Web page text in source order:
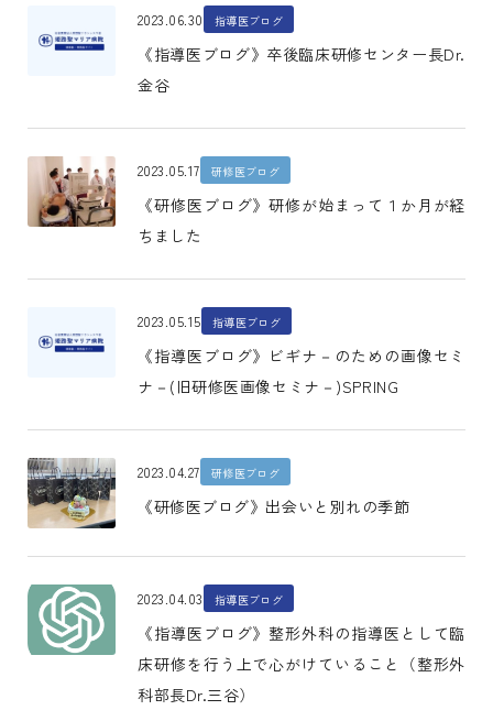
2023.06.30 指導医ブログ
《指導医ブログ》卒後臨床研修センター長Dr.
金谷
2023.05.17 研修医ブログ
《研修医ブログ》研修が始まって１か月が経
ちました
2023.05.15 指導医ブログ
《指導医ブログ》ビギナ－のための画像セミ
ナ－(旧研修医画像セミナ－)SPRING
2023.04.27 研修医ブログ
《研修医ブログ》出会いと別れの季節
2023.04.03 指導医ブログ
《指導医ブログ》整形外科の指導医として臨
床研修を行う上で心がけていること（整形外
科部長Dr.三谷）